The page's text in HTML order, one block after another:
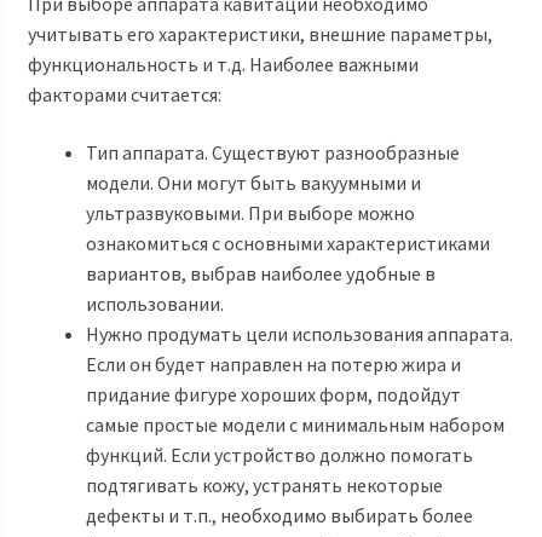
учитывать его характеристики, внешние параметры,
функциональность и т.д. Наиболее важными
факторами считается:
Тип аппарата. Существуют разнообразные
модели. Они могут быть вакуумными и
ультразвуковыми. При выборе можно
ознакомиться с основными характеристиками
вариантов, выбрав наиболее удобные в
использовании.
Нужно продумать цели использования аппарата.
Если он будет направлен на потерю жира и
придание фигуре хороших форм, подойдут
самые простые модели с минимальным набором
функций. Если устройство должно помогать
подтягивать кожу, устранять некоторые
дефекты и т.п., необходимо выбирать более